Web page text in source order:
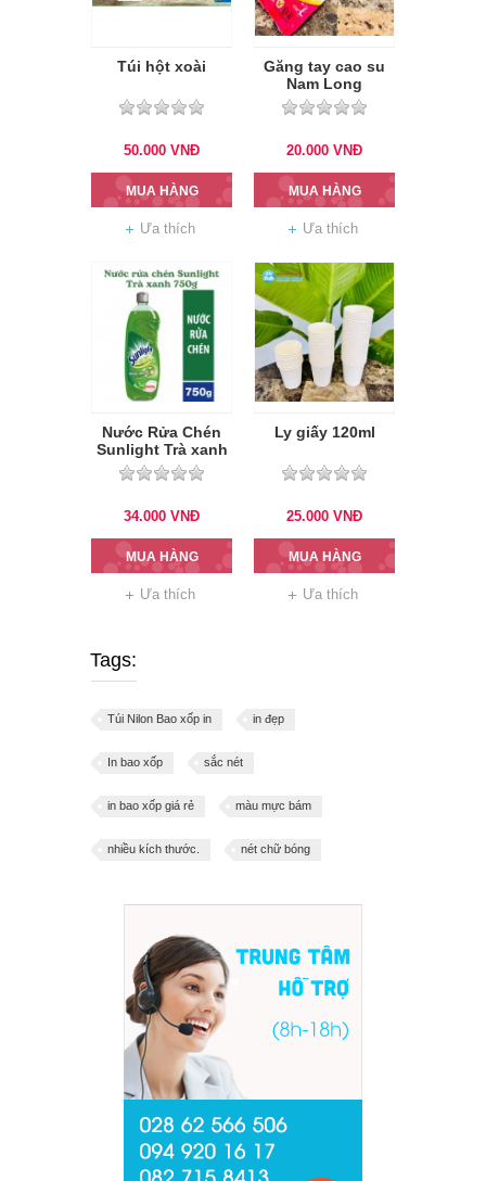
Túi hột xoài
50.000 VNĐ
MUA HÀNG
Ưa thích
Găng tay cao su
Nam Long
20.000 VNĐ
MUA HÀNG
Ưa thích
Nước Rửa Chén
Sunlight Trà xanh
750g
34.000 VNĐ
MUA HÀNG
Ưa thích
Ly giấy 120ml
25.000 VNĐ
MUA HÀNG
Ưa thích
Tags:
Túi Nilon Bao xốp in in đẹp
In bao xốp sắc nét
in bao xốp giá rẻ màu mực bám
nhiều kích thước. nét chữ bóng